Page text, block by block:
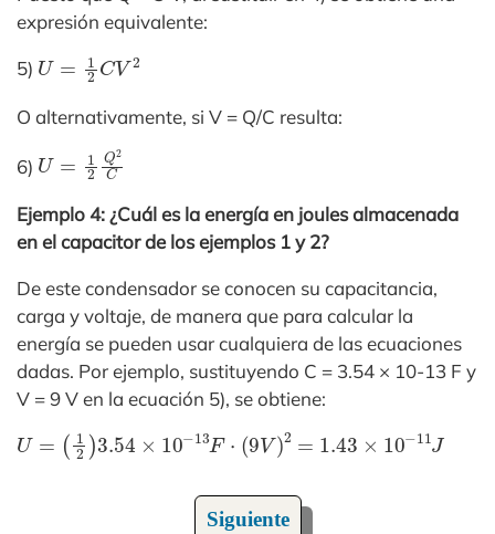
expresión equivalente:
5) U= 2 CV2
O alternativamente, si V = Q/C resulta:
6) U= 2 Q2
Ejemplo 4: ¿Cuál es la energía en joules almacenada
en el capacitor de los ejemplos 1 y 2?
De este condensador se conocen su capacitancia,
carga y voltaje, de manera que para calcular la
energía se pueden usar cualquiera de las ecuaciones
dadas. Por ejemplo, sustituyendo C = 3.54 × 10-13 F y
V = 9 V en la ecuación 5), se obtiene:
U= 2) 3.54 × 10 −13F⋅ 9V)2= 1.43 ×10 − 11J
Siguiente